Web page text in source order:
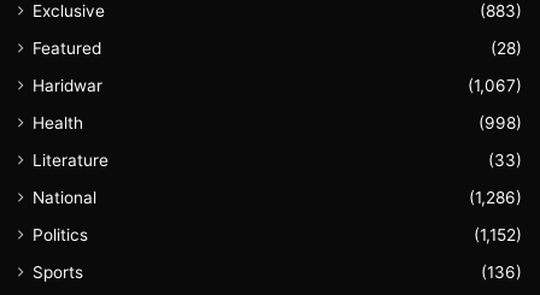
Exclusive
(883)
Featured
(28)
Haridwar
(1,067)
Health
(998)
Literature
(33)
National
(1,286)
Politics
(1,152)
Sports
(136)